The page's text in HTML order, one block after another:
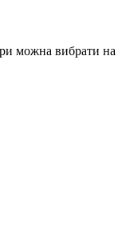
можна вибрати на